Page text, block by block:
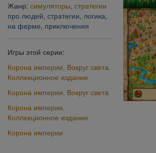
Жанр: симуляторы, стратегии
про людей, стратегии, логика,
на ферме, приключения
Игры этой серии:
Корона империи. Вокруг света.
Коллекционное издание
Корона империи. Вокруг света
Корона империи.
Коллекционное издание
Корона империи